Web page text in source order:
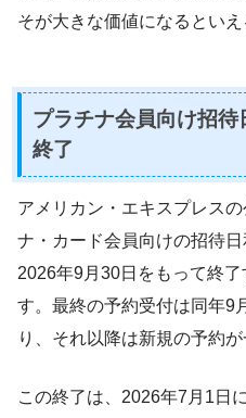
そが大きな価値になるといえ
プラチナ会員向け招
終了
アメリカン・エキスプレス
ナ・カード会員向けの招待日
2026年9月30日をもって終
す。最終の予約受付は同年9
り、それ以降は新規の予約
この終了は、2026年7月1日